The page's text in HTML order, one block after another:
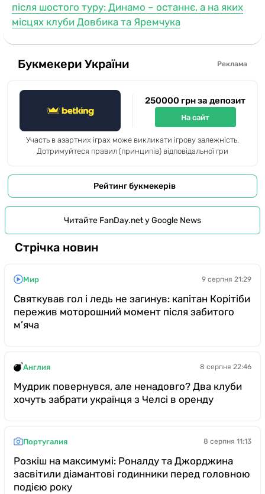
після шостого туру: Динамо – останнє, а на яких
місцях клуби Довбика та Яремчука
Букмекери України Реклама
250000 грн за депозит
На сайт
Участь в азартних іграх може викликати ігрову залежність.
Дотримуйтеся правил (принципів) відповідальної гри
Рейтинг букмекерів
Читайте FanDay.net у Google News
Стрічка новин
Мир 9 серпня 21:29
Святкував гол і ледь не загинув: капітан Корітіби
пережив моторошний момент після забитого
м’яча
Англия 8 серпня 22:46
Мудрик повернувся, але ненадовго? Два клуби
хочуть забрати українця з Челсі в оренду
Португалия 8 серпня 11:13
Розкіш на максимумі: Роналду та Джорджина
засвітили діамантові годинники перед головною
подією року